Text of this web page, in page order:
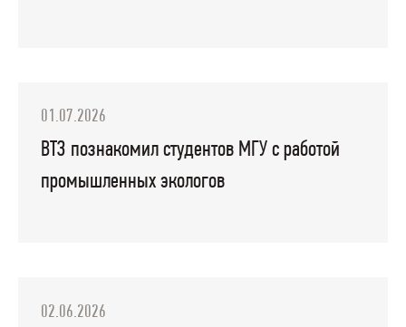
01.07.2026
ВТЗ познакомил студентов МГУ с работой
промышленных экологов
02.06.2026